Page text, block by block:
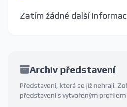
Zatím žádné další
Archiv představení
Představení, která se již nehrají.
představení s vytvořeným